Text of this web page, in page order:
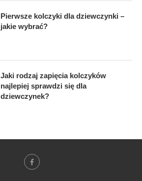
Pierwsze kolczyki dla dziewczynki –
jakie wybrać?
Jaki rodzaj zapięcia kolczyków
najlepiej sprawdzi się dla
dziewczynek?